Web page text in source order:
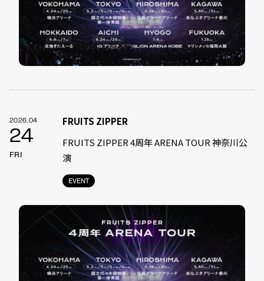
2026.04
24
FRI
EVENT
FRUITS ZIPPER
FRUITS ZIPPER 4周年 ARENA TOUR 神奈川公
演